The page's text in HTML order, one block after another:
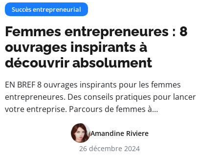
Succès entrepreneurial
Femmes entrepreneures : 8
ouvrages inspirants à
découvrir absolument
EN BREF 8 ouvrages inspirants pour les femmes
entrepreneures. Des conseils pratiques pour lancer
votre entreprise. Parcours de femmes à…
Amandine Riviere
26 décembre 2024